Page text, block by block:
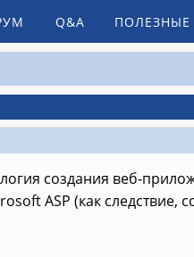
Q&A
создания веб-
ASP (как следствие,